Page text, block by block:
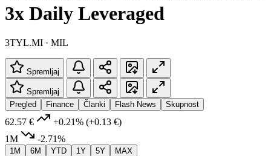
3x Daily Leveraged
3TYL.MI · MIL
Spremljaj
Spremljaj
Pregled
Finance Članki Flash News Skupnost
62.57 € +0.21% (+0.13 €)
1M
-2.71%
1M 6M YTD 1Y 5Y MAX